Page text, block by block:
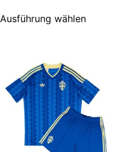
Ausführung wählen